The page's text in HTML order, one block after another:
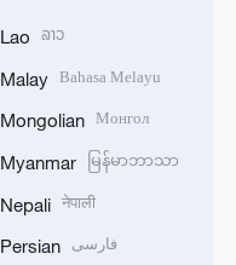
Lao ລາວ
Malay Bahasa Melayu
Mongolian Монгол
Myanmar မြန်မာဘာသာ
Nepali नेपाली
Persian فارسی